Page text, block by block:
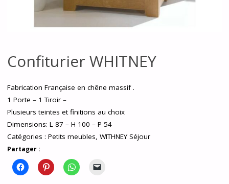
Confiturier WHITNEY
Fabrication Française en chêne massif .
1 Porte – 1 Tiroir –
Plusieurs teintes et finitions au choix
Dimensions: L 87 – H 100 – P 54
Catégories : Petits meubles, WITHNEY Séjour
Partager :